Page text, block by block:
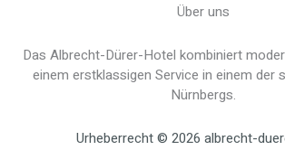
Über uns
Das Albrecht-Dürer-Hotel kombiniert
einem erstklassigen Service in einem der
Nürnbergs.
Urheberrecht © 2026 albrecht-